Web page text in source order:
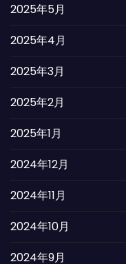
2025年5月
2025年4月
2025年3月
2025年2月
2025年1月
2024年12月
2024年11月
2024年10月
2024年9月